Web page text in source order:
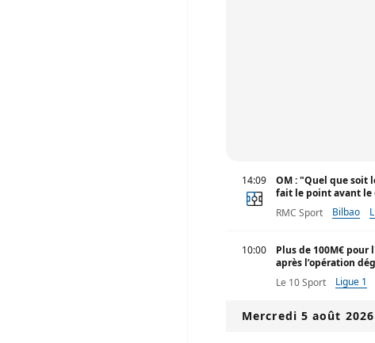
14:09
OM : "Quel que soit
fait le point avant le
RMC Sport
Bilbao
10:00
Plus de 100M€ pour
après l’opération
Le 10 Sport
Ligue 1
Mercredi 5 août 2026